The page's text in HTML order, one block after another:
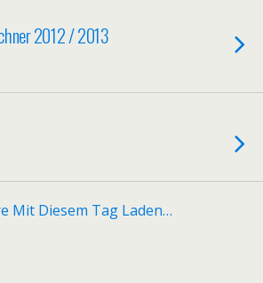
2012 / 2013
Mit Diesem Tag Laden…